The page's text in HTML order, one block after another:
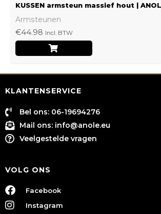
KUSSEN armsteun massief hout |
Armsteunen
€44.98 Incl. BTW
KLANTENSERVICE
Bel ons: 06-19694276
Mail ons: info@anole.eu
Veelgestelde vragen
VOLG ONS
Facebook
Instagram